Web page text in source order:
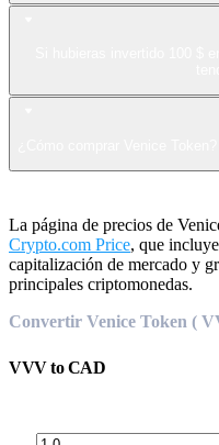
La página de precios de
Crypto.com Price, que
capitalización de mercado y
principales criptomonedas.
Convertir Venice Token (
VVVtoCAD